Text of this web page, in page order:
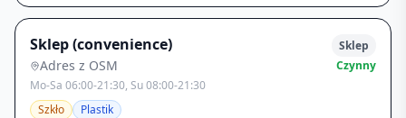
Sklep (convenience)
Adres z OSM
Mo-Sa 06:00-21:30, Su 08:00-21:30
Szkło
Plastik
Sklep
Czynny